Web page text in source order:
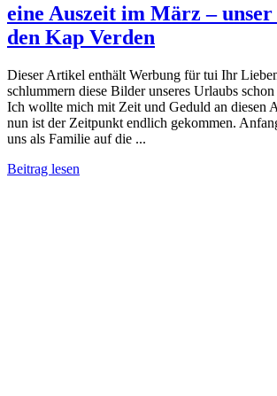
eine Auszeit im März –
den Kap Verden
Dieser Artikel enthält Werbung für tui Ihr
schlummern diese Bilder unseres Urlaubs
Ich wollte mich mit Zeit und Geduld an diesen
nun ist der Zeitpunkt endlich gekommen.
uns als Familie auf die ...
Beitrag lesen